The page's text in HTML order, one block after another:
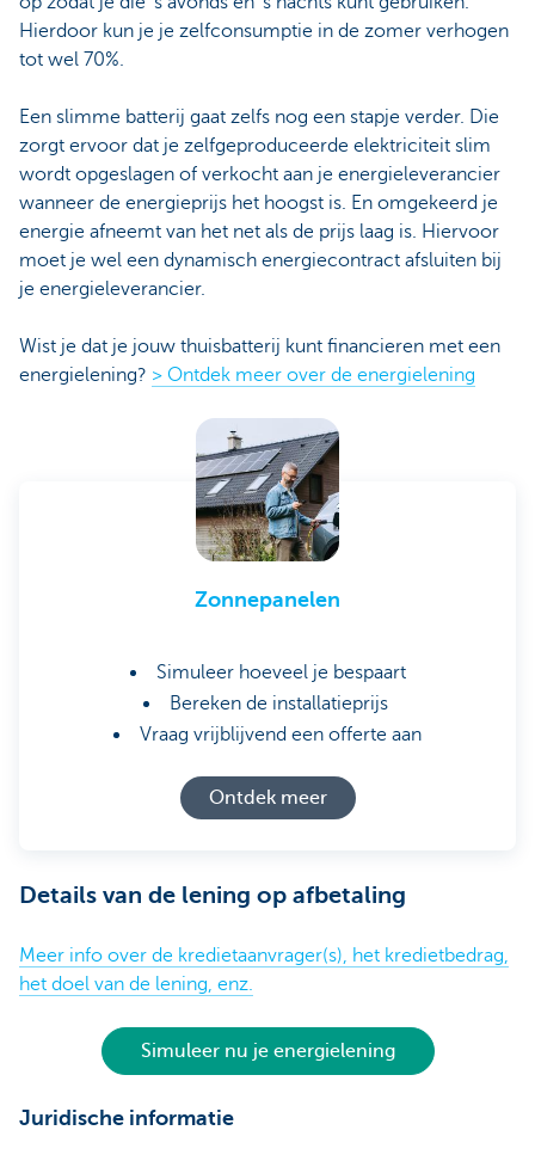
Hierdoor kun je je zelfconsumptie in de zomer verhogen
tot wel 70%.
Een slimme batterij gaat zelfs nog een stapje verder. Die
zorgt ervoor dat je zelfgeproduceerde elektriciteit slim
wordt opgeslagen of verkocht aan je energieleverancier
wanneer de energieprijs het hoogst is. En omgekeerd je
energie afneemt van het net als de prijs laag is. Hiervoor
moet je wel een dynamisch energiecontract afsluiten bij
je energieleverancier.
Wist je dat je jouw thuisbatterij kunt financieren met een
energielening? > Ontdek meer over de energielening
Zonnepanelen
Simuleer hoeveel je bespaart
Bereken de installatieprijs
Vraag vrijblijvend een offerte aan
Ontdek meer
Details van de lening op afbetaling
Meer info over de kredietaanvrager(s), het kredietbedrag,
het doel van de lening, enz.
Simuleer nu je energielening
Juridische informatie